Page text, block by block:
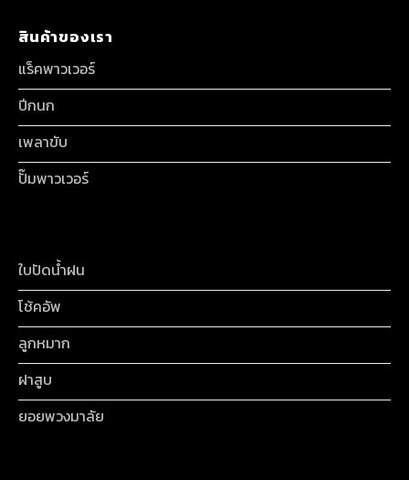
สินค้าของเรา
แร็คพาวเวอร์
ปีกนก
เพลาขับ
ปั๊มพาวเวอร์
ใบปัดน้ำฝน
โช้คอัพ
ลูกหมาก
ฝาสูบ
ยอยพวงมาลัย